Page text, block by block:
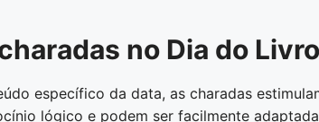
no Dia do
específico da data, as charadas
lógico e podem ser facilmente